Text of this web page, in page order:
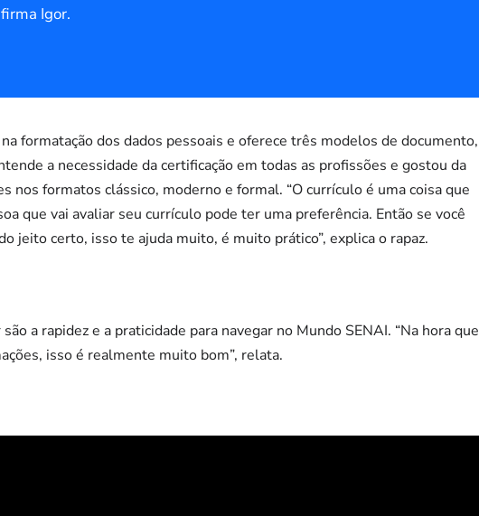
Igor.
formatação dos dados pessoais e oferece três modelos de documento,
a necessidade da certificação em todas as profissões e gostou da
nos formatos clássico, moderno e formal. “O currículo é uma coisa que
que vai avaliar seu currículo pode ter uma preferência. Então se você
jeito certo, isso te ajuda muito, é muito prático”, explica o rapaz.
a rapidez e a praticidade para navegar no Mundo SENAI. “Na hora que
isso é realmente muito bom”, relata.